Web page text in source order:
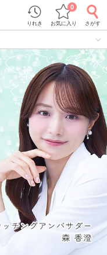
りれき お気に入り
0
さがす